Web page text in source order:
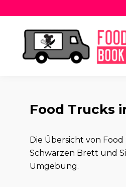
Food Trucks
Die Übersicht von
Schwarzen Brett und
Umgebung.